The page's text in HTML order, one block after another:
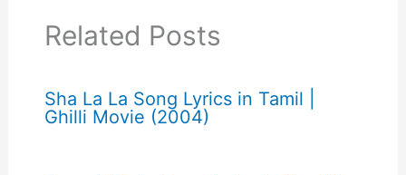
Related Posts
Sha La La Song Lyrics in Tamil |
Ghilli Movie (2004)